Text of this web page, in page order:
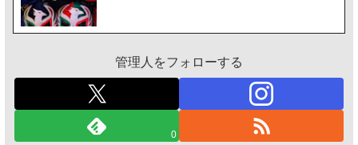
管理人をフォローする
0